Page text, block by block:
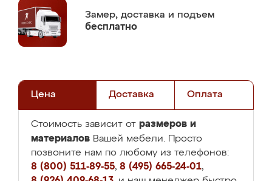
Замер, доставка и подъем
бесплатно
Цена Доставка Оплата
Стоимость зависит от размеров и
материалов Вашей мебели. Просто
позвоните нам по любому из телефонов:
8 (800) 511-89-55, 8 (495) 665-24-01,